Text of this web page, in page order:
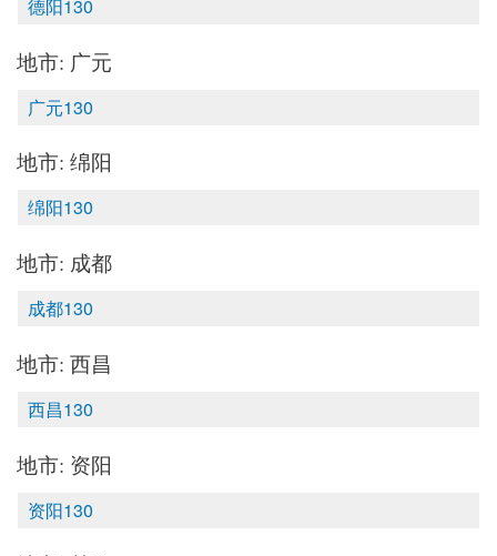
德阳130
地市: 广元
广元130
地市: 绵阳
绵阳130
地市: 成都
成都130
地市: 西昌
西昌130
地市: 资阳
资阳130